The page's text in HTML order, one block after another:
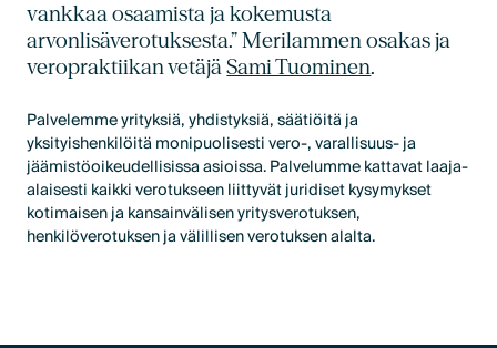
vankkaa osaamista ja kokemusta
arvonlisäverotuksesta.” Merilammen osakas ja
veropraktiikan vetäjäSami Tuominen.
Palvelemme yrityksiä, yhdistyksiä, säätiöitä ja
yksityishenkilöitä monipuolisesti vero-, varallisuus- ja
jäämistöoikeudellisissa asioissa. Palvelumme kattavat laaja-
alaisesti kaikki verotukseen liittyvät juridiset kysymykset
kotimaisen ja kansainvälisen yritysverotuksen,
henkilöverotuksen ja välillisen verotuksen alalta.